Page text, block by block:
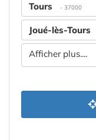
Tours - 37000
Joué-lès-Tours
Afficher plus....